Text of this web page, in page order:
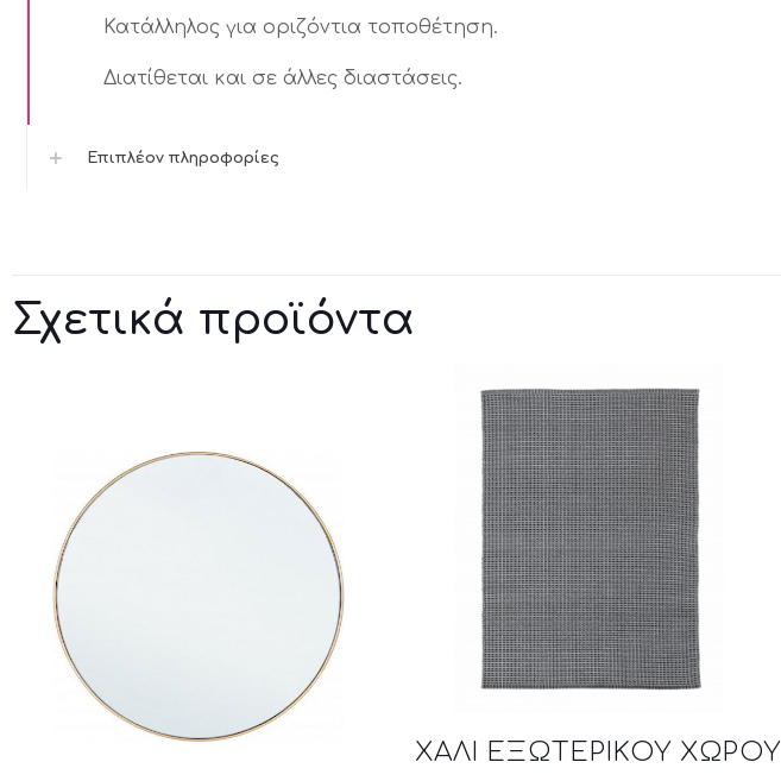
Κατάλληλος για οριζόντια τοποθέτηση.
Διατίθεται και σε άλλες διαστάσεις.
Επιπλέον πληροφορίες
Σχετικά προϊόντα
ΧΑΛΙ ΕΞΩΤΕΡΙΚΟΥ ΧΩΡΟΥ